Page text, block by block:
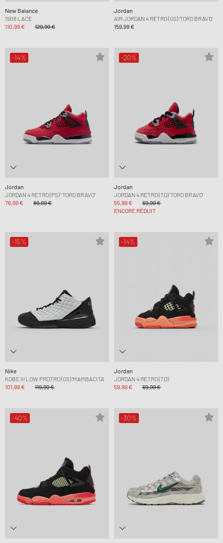
New Balance
1906 LACE
110,99 €
129,99 €
Jordan
AIR JORDAN 4 RETRO (GS) 'TORO BRAVO'
159,99 €
-14%
Jordan
JORDAN 4 RETRO (PS) "TORO BRAVO"
76,99 €
89,99 €
-20%
Jordan
JORDAN 4 RETRO (TD) 'TORO BRAVO'
55,99 €
69,99 €
ENCORE RÉDUIT
-15%
Nike
KOBE III LOW PROTRO (GS) 'MAMBACITA'
101,99 €
119,99 €
-14%
Jordan
JORDAN 4 RETRO (TD)
59,99 €
69,99 €
-40% -30%